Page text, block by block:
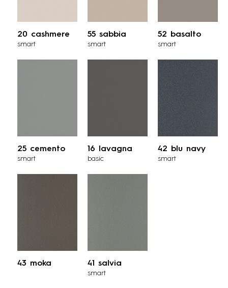
20 cashmere
smart
55 sabbia
smart
52 basalto
smart
25 cemento
smart
16 lavagna
basic
42 blu navy
smart
43 moka 41 salvia
smart